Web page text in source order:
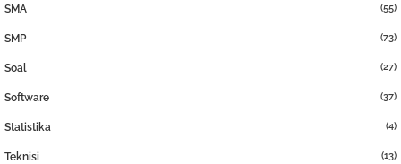
SMA (55)
SMP (73)
Soal (27)
Software (37)
Statistika (4)
Teknisi (13)